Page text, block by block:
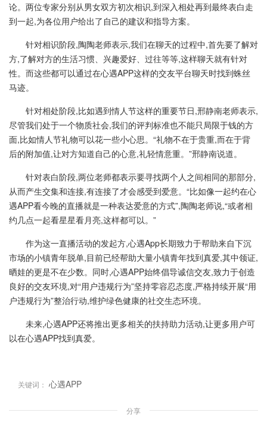
论。两位专家分别从男女双方初次相识,到深入相处再到最终表白走
到一起,为各位用户给出了自己的建议和指导方案。
针对相识阶段,陶陶老师表示,我们在聊天的过程中,首先要了解对
方,了解对方的生活习惯、兴趣爱好、过往等等,这样聊天就有针对
性。而这些都可以通过在心遇APP这样的交友平台聊天时找到蛛丝
马迹。
针对相处阶段,比如遇到情人节这样的重要节日,邢静南老师表示,
尽管我们处于一个物质社会,我们的评判标准也不能只局限于钱的方
面,比如情人节礼物可以花一些小心思。“礼物不在于贵重,而在于背
后的附加值,让对方知道自己的心意,礼轻情意重。”邢静南说道。
针对表白阶段,两位老师都表示要寻找两个人之间相同的那部分,
从而产生交集和连接,有连接了才会感受到爱意。“比如像一起约在心
遇APP看今晚的直播就是一种表达爱意的方式”,陶陶老师说,“或者相
约几点一起看星星看月亮,这样都可以。”
作为这一直播活动的发起方,心遇App长期致力于帮助来自下沉
市场的小镇青年脱单,目前已经帮助大量小镇青年找到真爱,其中领证,
晒娃的更是不在少数。同时,心遇APP始终倡导诚信交友,致力于创造
良好的交友环境,对“用户违规行为”坚持零容忍态度,严格持续开展“用
户违规行为”整治行动,维护绿色健康的社交生态环境。
未来,心遇APP还将推出更多相关的扶持助力活动,让更多用户可
以在心遇APP找到真爱。
关键词： 心遇APP
分享